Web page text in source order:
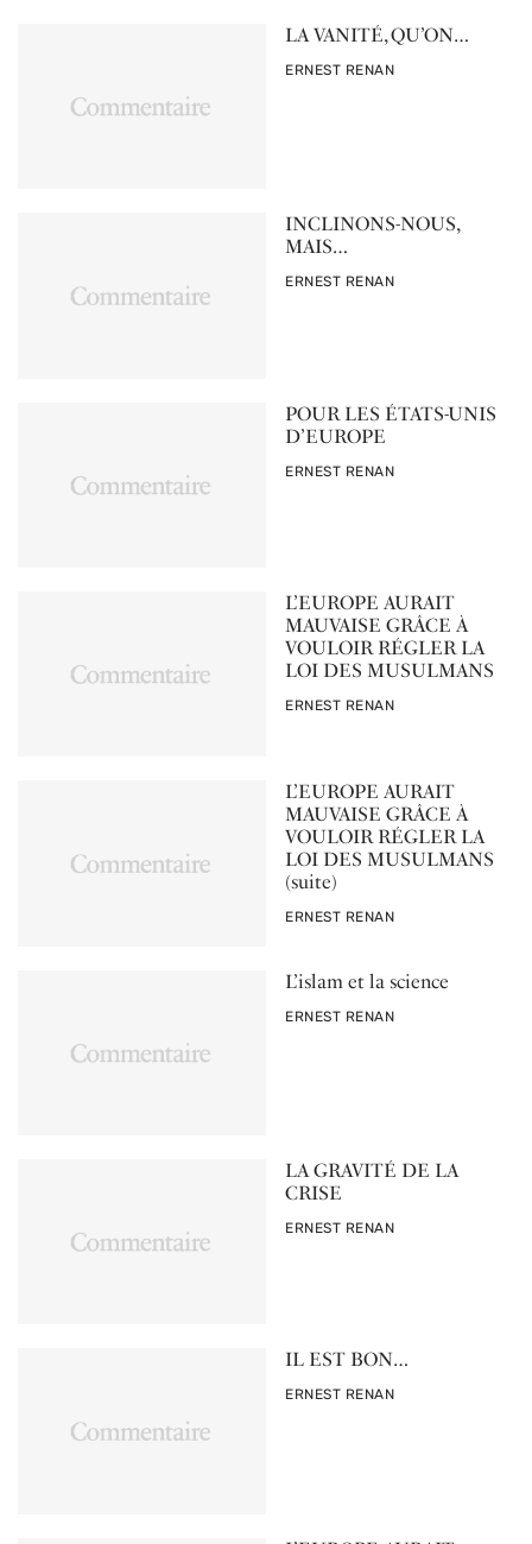
LA VANITÉ, QU’ON…
PAR
ERNEST RENAN
INCLINONS-NOUS,
MAIS…
PAR
ERNEST RENAN
POUR LES ÉTATS-UNIS
D’EUROPE
PAR
ERNEST RENAN
L’EUROPE AURAIT
MAUVAISE GRÂCE À
VOULOIR RÉGLER LA
LOI DES MUSULMANS
PAR
ERNEST RENAN
L’EUROPE AURAIT
MAUVAISE GRÂCE À
VOULOIR RÉGLER LA
LOI DES MUSULMANS
(suite)
PAR
ERNEST RENAN
L’islam et la science
PAR
ERNEST RENAN
LA GRAVITÉ DE LA
CRISE
PAR
ERNEST RENAN
IL EST BON…
PAR
ERNEST RENAN